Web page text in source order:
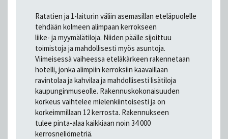
Ratatien ja 1-laiturin väliin asemasillan eteläpuolelle
tehdään kolmeen alimpaan kerrokseen
liike- ja myymälätiloja. Niiden päälle sijoittuu
toimistoja ja mahdollisesti myös asuntoja.
Viimeisessä vaiheessa eteläkärkeen rakennetaan
hotelli, jonka alimpiin kerroksiin kaavaillaan
ravintolaa ja kahvilaa ja mahdollisesti lisätiloja
kaupunginmuseolle. Rakennuskokonaisuuden
korkeus vaihtelee mielenkiintoisesti ja on
korkeimmillaan 12 kerrosta. Rakennukseen
tulee pinta-alaa kaikkiaan noin 34 000
kerrosneliömetriä.